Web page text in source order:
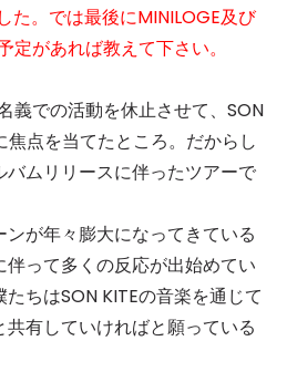
た。では最後にMINILOGE及び
定があれば教えて下さい。
義での活動を休止させて、SON
焦点を当てたところ。だからし
ムリリースに伴ったツアーで
が年々膨大になってきている
って多くの反応が出始めてい
ちはSON KITEの音楽を通じて
有していければと願っている